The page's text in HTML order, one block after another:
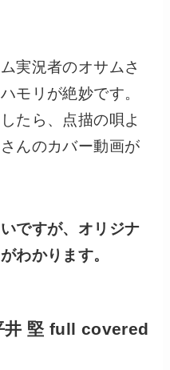
実況者のオサムさ
モリが絶妙です。
たら、点描の唄よ
んのカバー動画が
ですが、オリジナ
わかります。
堅 full covered